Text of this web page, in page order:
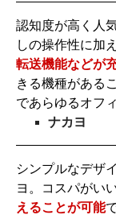
認知度が高く人
しの操作性に加
転送機能などが
きる機種がある
であらゆるオフ
ナカヨ
シンプルなデザ
ヨ。コスパがい
えることが可能